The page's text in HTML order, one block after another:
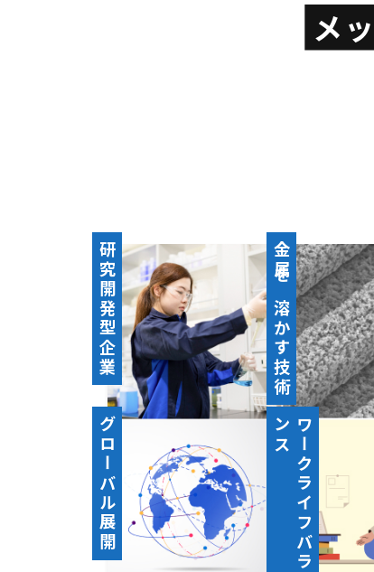
メ
研究開発型企業 金属を溶かす技術
グローバル展開 ワ
ー
ク
ラ
イ
フ
バ
ラ
ン
ス